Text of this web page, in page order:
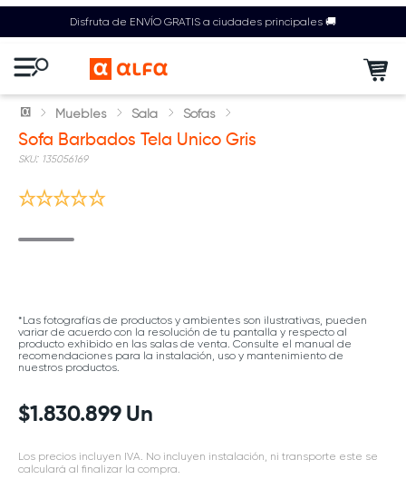
Disfruta de ENVÍO GRATIS a ciudades principales 🚚
Muebles Sala Sofas
Sofa Barbados Tela Unico Gris
: 135056169
*Las fotografías de productos y ambientes son ilustrativas, pueden
variar de acuerdo con la resolución de tu pantalla y respecto al
producto exhibido en las salas de venta. Consulte el manual de
recomendaciones para la instalación, uso y mantenimiento de
nuestros productos.
$1 .830.899 Un
Los precios incluyen IVA. No incluyen instalación, ni transporte este se
calculará al finalizar la compra.